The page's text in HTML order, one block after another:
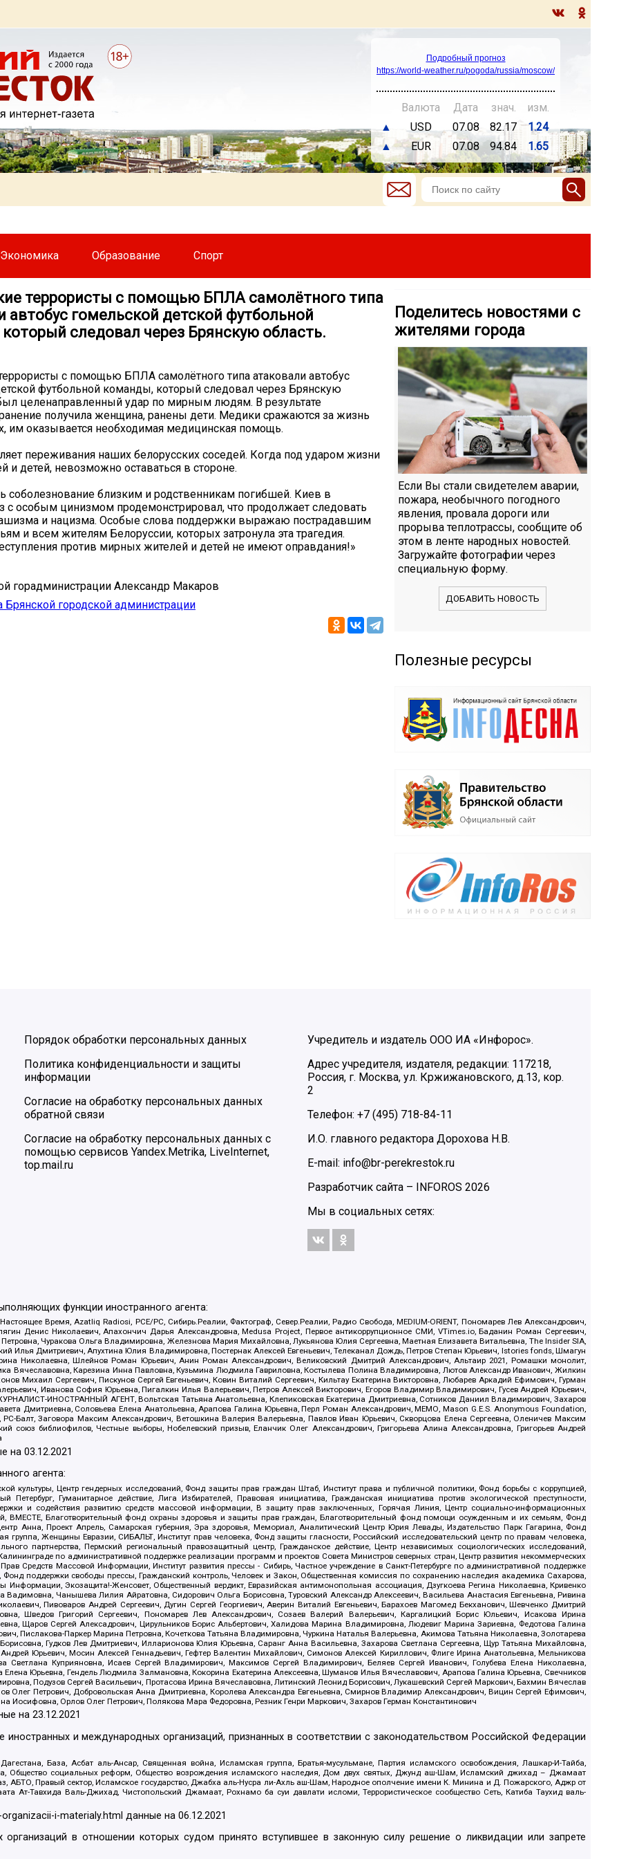
Подробный прогноз
https://world-weather.ru/pogoda/russia/moscow/
Валюта Дата знач.
изм.
▲
USD 07.08 82.17
1.24
▲
EUR 07.08 94.84 1.65
Экономика Образование Спорт
террористы с помощью БПЛА самолётного типа
автобус гомельской детской футбольной
следовал через Брянскую область.
с помощью БПЛА самолётного типа атаковали автобус
футбольной команды, который следовал через Брянскую
целенаправленный удар по мирным людям. В результате
получила женщина, ранены дети. Медики сражаются за жизнь
им оказывается необходимая медицинская помощь.
переживания наших белорусских соседей. Когда под ударом жизни
детей, невозможно оставаться в стороне.
соболезнование близким и родственникам погибшей. Киев в
с особым цинизмом продемонстрировал, что продолжает следовать
и нацизма. Особые слова поддержки выражаю пострадавшим
и всем жителям Белоруссии, которых затронула эта трагедия.
против мирных жителей и детей не имеют оправдания!»
горадминистрации Александр Макаров
городской администрации
Поделитесь новостями с
жителями города
Если Вы стали свидетелем аварии,
пожара, необычного погодного
явления, провала дороги или
прорыва теплотрассы, сообщите об
этом в ленте народных новостей.
Загружайте фотографии через
специальную форму.
ДОБАВИТЬ НОВОСТЬ
Полезные ресурсы
Порядок обработки персональных данных
Политика конфиденциальности и защиты
информации
Согласие на обработку персональных данных
обратной связи
Согласие на обработку персональных данных с
помощью сервисов Yandex.Metrika, LiveInternet,
top.mail.ru
Учредитель и издатель ООО ИА «Инфорос».
Адрес учредителя, издателя, редакции: 117218,
Россия, г. Москва, ул. Кржижановского, д.13, кор.
2
Телефон: +7 (495) 718-84-11
И.О. главного редактора Дорохова Н.В.
E-mail: info@br-perekrestok.ru
Разработчик сайта – INFOROS 2026
Мы в социальных сетях:
функции иностранного агента:
Время, Azatliq Radiosi, PCE/PC, Сибирь.Реалии, Фактограф, Север.Реалии, Радио Свобода, MEDIUM-ORIENT, Пономарев Лев Александрович,
Денис Николаевич, Апахончич Дарья Александровна, Medusa Project, Первое антикоррупционное СМИ, VTimes.io, Баданин Роман Сергеевич,
Чуракова Ольга Владимировна, Железнова Мария Михайловна, Лукьянова Юлия Сергеевна, Маетная Елизавета Витальевна, The Insider SIA,
Илья Дмитриевич, Апухтина Юлия Владимировна, Постернак Алексей Евгеньевич, Телеканал Дождь, Петров Степан Юрьевич, Istories fonds, Шмагун
Николаевна, Шлейнов Роман Юрьевич, Анин Роман Александрович, Великовский Дмитрий Александрович, Альтаир 2021, Ромашки монолит,
Вячеславовна, Карезина Инна Павловна, Кузьмина Людмила Гавриловна, Костылева Полина Владимировна, Лютов Александр Иванович, Жилкин
Михаил Сергеевич, Пискунов Сергей Евгеньевич, Ковин Виталий Сергеевич, Кильтау Екатерина Викторовна, Любарев Аркадий Ефимович, Гурман
Иванова София Юрьевна, Пигалкин Илья Валерьевич, Петров Алексей Викторович, Егоров Владимир Владимирович, Гусев Андрей Юрьевич,
ИНОСТРАННЫЙ АГЕНТ, Вольтская Татьяна Анатольевна, Клепиковская Екатерина Дмитриевна, Сотников Даниил Владимирович, Захаров
Дмитриевна, Соловьева Елена Анатольевна, Арапова Галина Юрьевна, Перл Роман Александрович, МЕМО, Mason G.E.S. Anonymous Foundation,
Балт, Заговора Максим Александрович, Ветошкина Валерия Валерьевна, Павлов Иван Юрьевич, Скворцова Елена Сергеевна, Оленичев Максим
союз библиофилов, Честные выборы, Нобелевский призыв, Еланчик Олег Александрович, Григорьева Алина Александровна, Григорьев Андрей
на03.12.2021
агента:
культуры, Центр гендерных исследований, Фонд защиты прав граждан Штаб, Институт права и публичной политики, Фонд борьбы с коррупцией,
Гуманитарное действие, Лига Избирателей, Правовая инициатива, Гражданская инициатива против экологической преступности,
и содействия развитию средств массовой информации, В защиту прав заключенных, Горячая Линия, Центр социально-информационных
ВМЕСТЕ, Благотворительный фонд охраны здоровья и защиты прав граждан, Благотворительный фонд помощи осужденным и их семьям, Фонд
Анна, Проект Апрель, Самарская губерния, Эра здоровья, Мемориал, Аналитический Центр Юрия Левады, Издательство Парк Гагарина, Фонд
группа, Женщины Евразии, СИБАЛЬТ, Институт прав человека, Фонд защиты гласности, Российский исследовательский центр по правам человека,
партнерства, Пермский региональный правозащитный центр, Гражданское действие, Центр независимых социологических исследований,
по административной поддержке реализации программ и проектов Совета Министров северных стран, Центр развития некоммерческих
Средств Массовой Информации, Институт развития прессы - Сибирь, Частное учреждение в Санкт-Петербурге по административной поддержке
поддержки свободы прессы, Гражданский контроль, Человек и Закон, Общественная комиссия по сохранению наследия академика Сахарова,
Информации, Экозащита!-Женсовет, Общественный вердикт, Евразийская антимонопольная ассоциация, Дзугкоева Регина Николаевна, Кривенко
Чанышева Лилия Айратовна, Сидорович Ольга Борисовна, Туровский Александр Алексеевич, Васильева Анастасия Евгеньевна, Ривина
Пивоваров Андрей Сергеевич, Дугин Сергей Георгиевич, Аверин Виталий Евгеньевич, Барахоев Магомед Бекханович, Шевченко Дмитрий
Шведов Григорий Сергеевич, Пономарев Лев Александрович, Созаев Валерий Валерьевич, Каргалицкий Борис Юльевич, Исакова Ирина
Щаров Сергей Алексадрович, Цирульников Борис Альбертович, Халидова Марина Владимировна, Людевиг Марина Зариевна, Федотова Галина
Пислакова-Паркер Марина Петровна, Кочеткова Татьяна Владимировна, Чуркина Наталья Валерьевна, Акимова Татьяна Николаевна, Золотарева
Гудков Лев Дмитриевич, Илларионова Юлия Юрьевна, Саранг Анна Васильевна, Захарова Светлана Сергеевна, Щур Татьяна Михайловна,
Юрьевич, Мосин Алексей Геннадьевич, Гефтер Валентин Михайлович, Симонов Алексей Кириллович, Флиге Ирина Анатольевна, Мельникова
Куприяновна, Исаев Сергей Владимирович, Максимов Сергей Владимирович, Беляев Сергей Иванович, Голубева Елена Николаевна,
Елена Юрьевна, Гендель Людмила Залмановна, Кокорина Екатерина Алексеевна, Шуманов Илья Вячеславович, Арапова Галина Юрьевна, Свечников
Подузов Сергей Васильевич, Протасова Ирина Вячеславовна, Литинский Леонид Борисович, Лукашевский Сергей Маркович, Бахмин Вячеслав
Петрович, Добровольская Анна Дмитриевна, Королева Александра Евгеньевна, Смирнов Владимир Александрович, Вицин Сергей Ефимович,
Иосифовна, Орлов Олег Петрович, Полякова Мара Федоровна, Резник Генри Маркович, Захаров Герман Константинович
на23.12.2021
и международных организаций, признанных в соответствии с законодательством Российской Федерации
База, Асбат аль-Ансар, Священная война, Исламская группа, Братья-мусульмане, Партия исламского освобождения, Лашкар-И-Тайба,
Общество социальных реформ, Общество возрождения исламского наследия, Дом двух святых, Джунд аш-Шам, Исламский джихад – Джамаат
АБТО, Правый сектор, Исламское государство, Джабха аль-Нусра ли-Ахль аш-Шам, Народное ополчение имени К. Минина и Д. Пожарского, Аджр от
Ат-Тавхида Валь-Джихад, Чистопольский Джамаат, Рохнамо ба суи давлати исломи, Террористическое сообщество Сеть, Катиба Таухид валь-
i-materialy.html данные на06.12.2021
в отношении которых судом принято вступившее в законную силу решение о ликвидации или запрете